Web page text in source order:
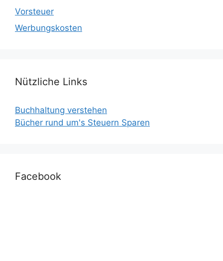
Vorsteuer
Werbungskosten
Nützliche Links
Buchhaltung verstehen
Bücher rund um's Steuern Sparen
Facebook